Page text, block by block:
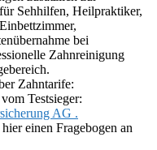
Sehhilfen, Heilpraktiker,
bei
Zahnreinigung
Zahntarife:
Testsieger:
AG .
einen Fragebogen an